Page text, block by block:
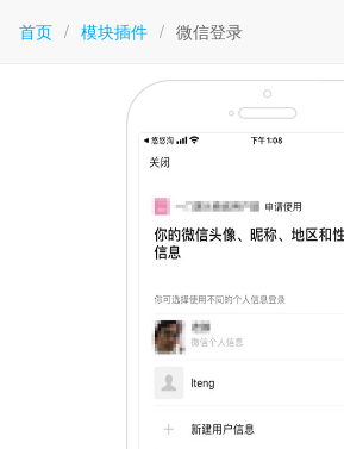
首页 / 模块插件 / 微信登录